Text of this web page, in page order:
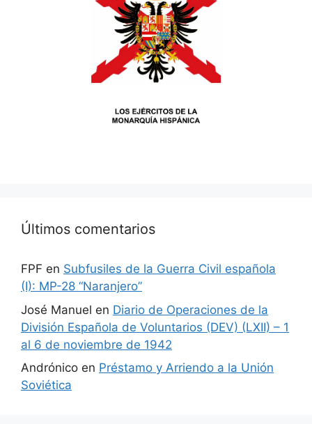
Últimos comentarios
FPF en Subfusiles de la Guerra Civil española
(I): MP-28 “Naranjero”
José Manuel en Diario de Operaciones de la
División Española de Voluntarios (DEV) (LXII) – 1
al 6 de noviembre de 1942
Andrónico en Préstamo y Arriendo a la Unión
Soviética